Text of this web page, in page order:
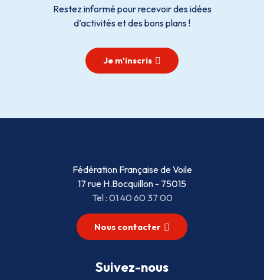
Restez informé pour recevoir des idées
d’activités et des bons plans !
Je m'inscris
Fédération Française de Voile
17 rue H.Bocquillon - 75015
Tel : 01 40 60 37 00
Nous contacter
Suivez-nous